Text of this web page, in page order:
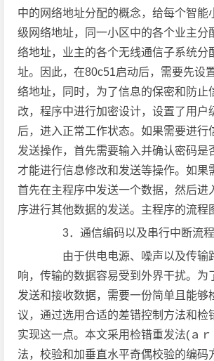
中的网络地址分配的概念，给每个智能
级网络地址，同一小区中的各个业主分
络地址，业主的各个无线通信子系统分
址。因此，在80c51启动后，需要先设
络地址，同时，为了信息的保密和防止
改，程序中进行加密设计，设置了用户
后，进入正常工作状态。如果需要进行
发送操作，首先需要输入并确认密码是
才能进行信息修改和发送等操作。如果
首先在主程序中发送一个数据，然后进
序进行其他数据的发送。主程序的流程
3．通信编码以及串行中断流程
由于供电电源、噪声以及传输
响，传输的数据容易受到外界干扰。为
发送和接收数据，需要一份简单且能够
议，通过选用合适的差错控制方法和检
实现这一点。本文采用检错重发法(ａ
法，校验和加垂直水平奇偶校验的编码